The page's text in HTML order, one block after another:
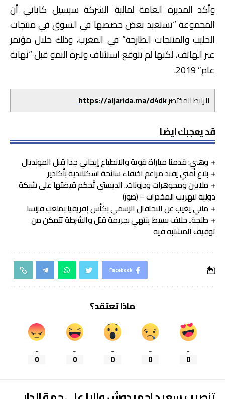
وأكد المديرة العامة لمالية الشركة سيسيل كاباني أن
المجموعة “تستعيد بعض حصصها في السوق في منتجات
الحليب والمنتجات الطازجة” في المغرب، وذلك خلال مؤتمر
عبر الهاتف، لكنها لم تتوقع استئناف وتيرة النمو قبل “نهاية
عام” 2019.
الرابط المختصرhttps://aljarida.ma/d4dk
قد يعجبك ايضا
وهبي: قدمنا مباراة قوية والانطباع إيجابي جدا قبل المونديال
بلاغ أمني يفند مزاعم اختفاء سائحة اسكتلندية بأكادير
ملايين ومجوهرات ودرونات.. الديستي تُحكم قبضتها على شبكة
دولية لتهريب المخدرات – (صور)
ماني يغيب عن الاحتفال الرسمي بكأس إفريقيا بملعب فرنسا
طنجة.. خلاف بسيط ينتهي بجريمة قتل والشرطة تتمكن من
توقيف المشتبه فيه
Facebook
ماذا تعتقد؟
_
0
_
0
_
0
_
0
_
0